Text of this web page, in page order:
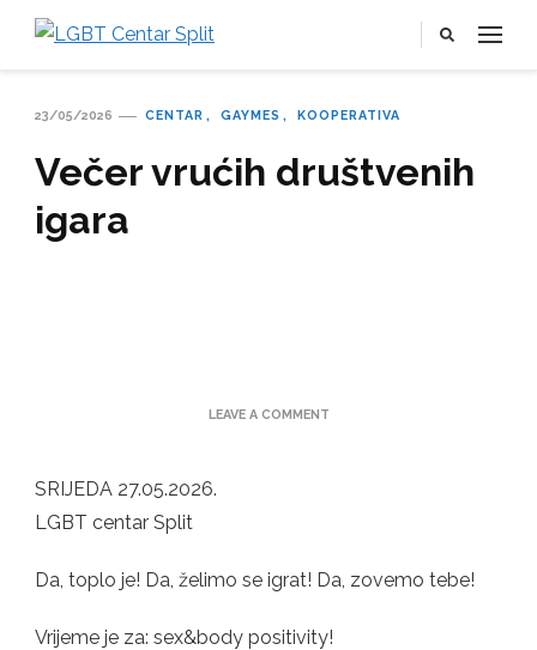
23/05/2026 CENTAR GAYMES KOOPERATIVA
Večer vrućih društvenih
igara
LEAVE A COMMENTON
SRIJEDA 27.05.2026.
LGBT centar Split
Da, toplo je! Da, želimo se igrat! Da, zovemo tebe!
Vrijeme je za: sex&body positivity!